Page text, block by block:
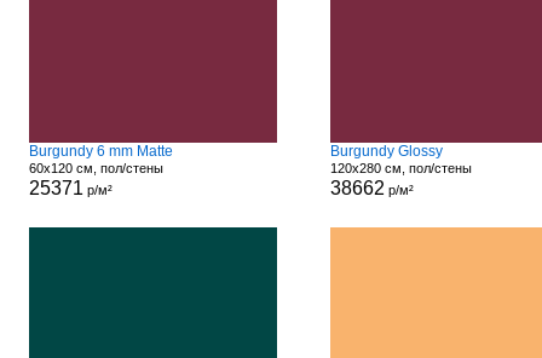
Burgundy 6 mm Matte
60x120 см, пол/стены
25371 р/м²
Burgundy Glossy
120x280 см, пол/стены
38662 р/м²